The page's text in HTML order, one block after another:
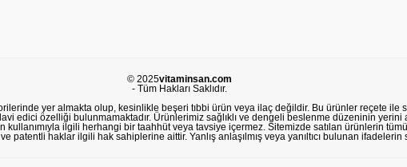
© 2025vitaminsan.com
- Tüm Hakları Saklıdır.
yer almakta olup, kesinlikle beşeri tıbbi ürün veya ilaç değildir. Bu ürünler reçete ile
edici özelliği bulunmamaktadır. Ürünlerimiz sağlıklı ve dengeli beslenme düzeninin yerini
ilgili herhangi bir taahhüt veya tavsiye içermez. Sitemizde satılan ürünlerin
patentli haklar ilgili hak sahiplerine aittir. Yanlış anlaşılmış veya yanıltıcı bulunan ifadelerin